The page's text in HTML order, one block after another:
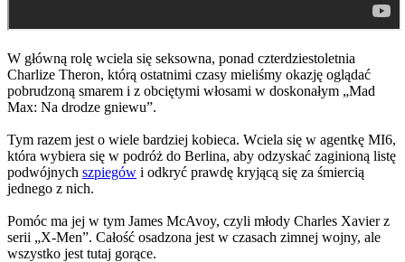
W główną rolę wciela się seksowna, ponad czterdziestoletnia
Charlize Theron, którą ostatnimi czasy mieliśmy okazję oglądać
pobrudzoną smarem i z obciętymi włosami w doskonałym „Mad
Max: Na drodze gniewu”.
Tym razem jest o wiele bardziej kobieca. Wciela się w agentkę MI6,
która wybiera się w podróż do Berlina, aby odzyskać zaginioną listę
podwójnych szpiegów i odkryć prawdę kryjącą się za śmiercią
jednego z nich.
Pomóc ma jej w tym James McAvoy, czyli młody Charles Xavier z
serii „X-Men”. Całość osadzona jest w czasach zimnej wojny, ale
wszystko jest tutaj gorące.